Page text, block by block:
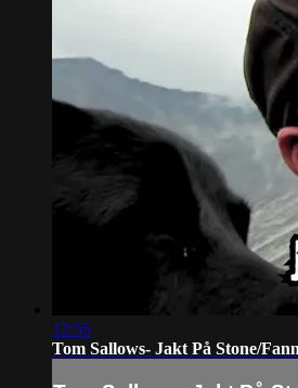
12:55
Tom Sallows- Jakt På Stone/